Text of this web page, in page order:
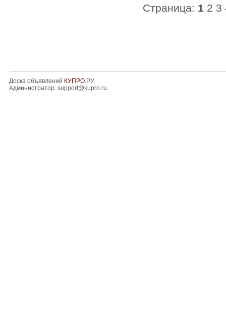
Страница: 1 2 3
Доска объявлений КУПРО.РУ.
Администратор: support@kupro.ru.